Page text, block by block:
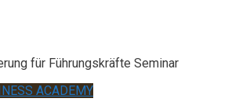
für Führungskräfte Seminar
ACADEMY